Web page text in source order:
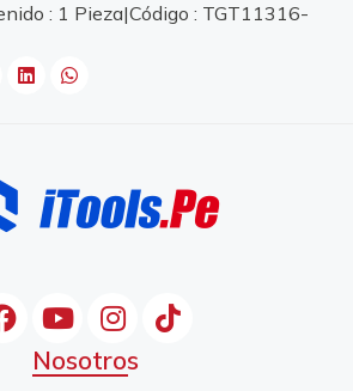
: 1 Pieza|Código : TGT11316-
Nosotros